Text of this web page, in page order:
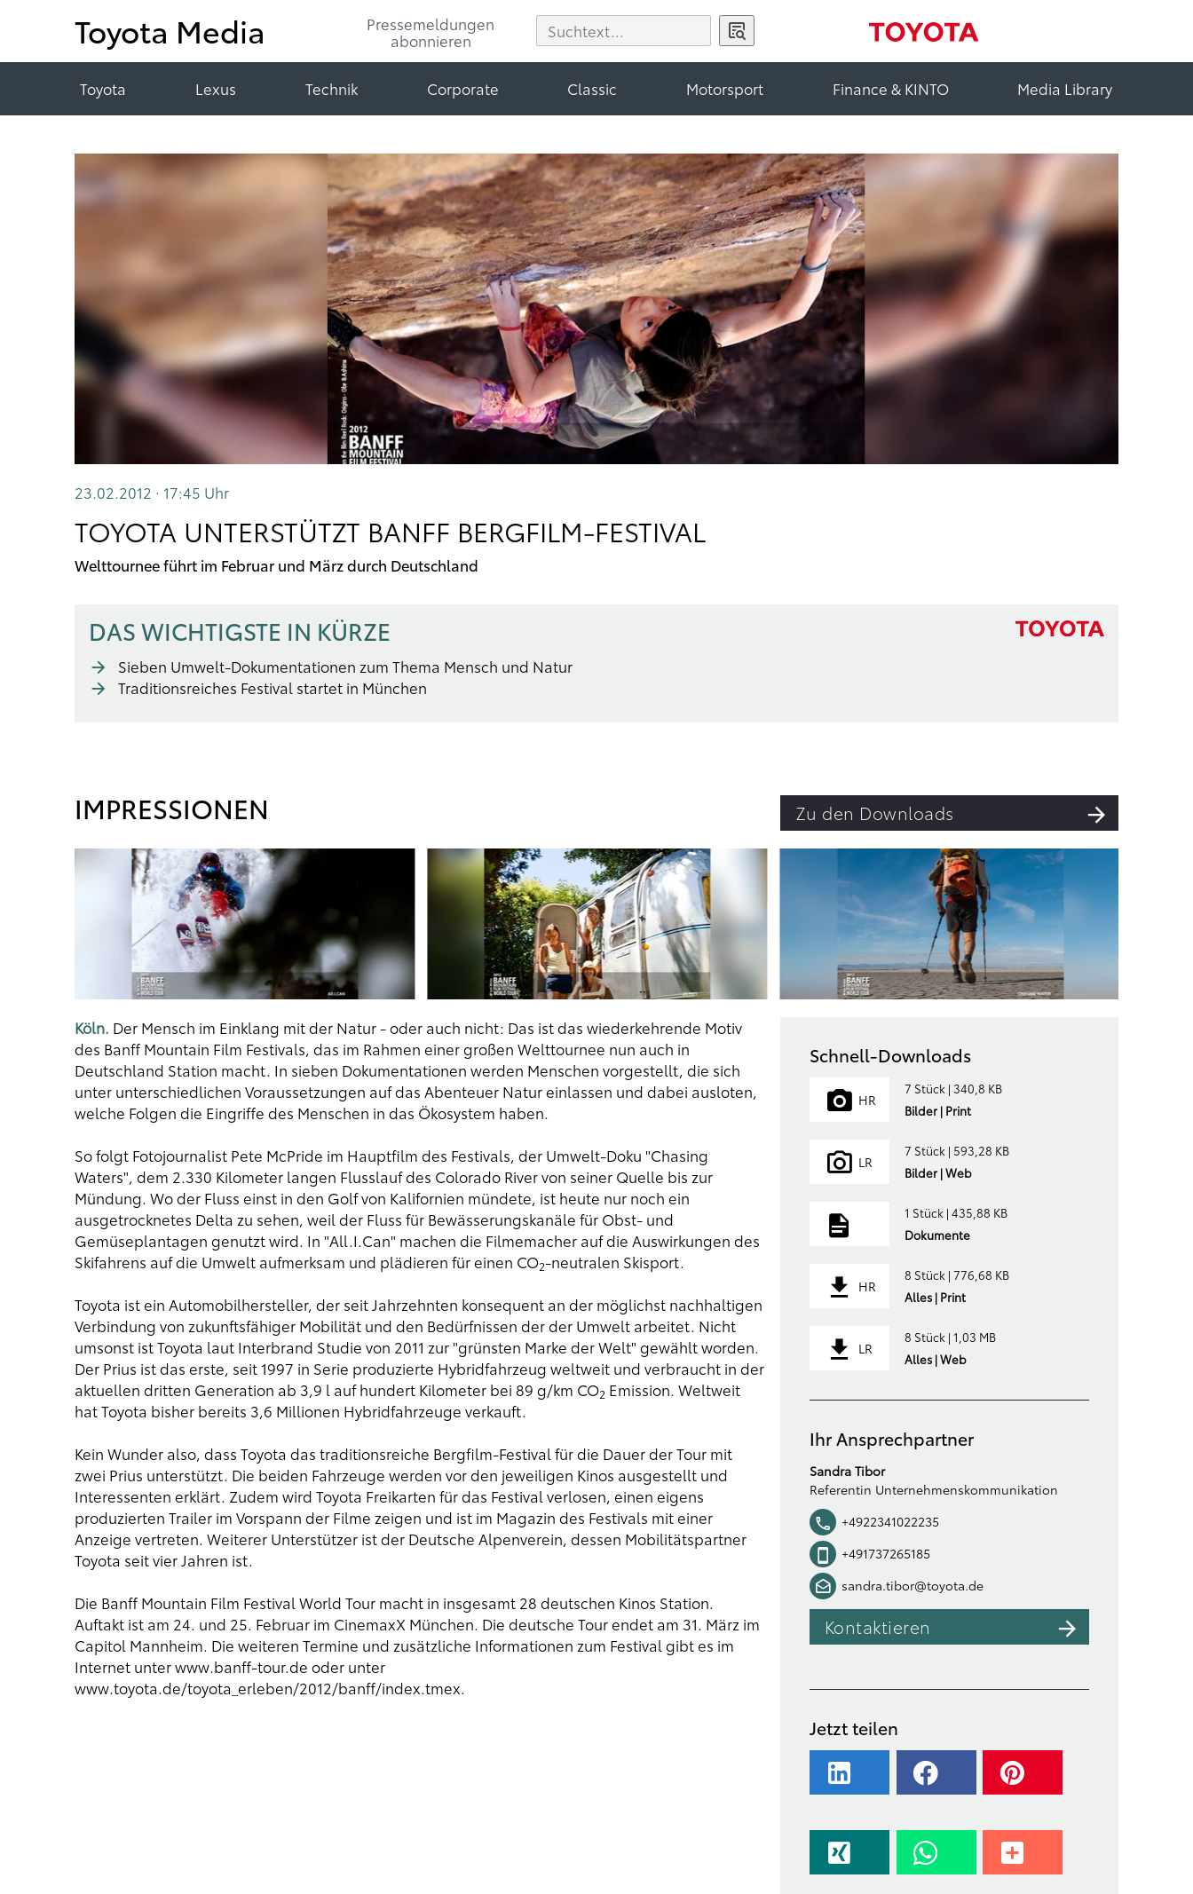
Toyota Media
Pressemeldungen
abonnieren
Toyota Lexus Technik Corporate Classic Motorsport Finance & KINTO Media Library
23.02.2012 · 17:45 Uhr
TOYOTA UNTERSTÜTZT BANFF BERGFILM-FESTIVAL
Welttournee führt im Februar und März durch Deutschland
DAS WICHTIGSTE IN KÜRZE
Sieben Umwelt-Dokumentationen zum Thema Mensch und Natur
Traditionsreiches Festival startet in München
IMPRESSIONEN Zu den Downloads
Köln. Der Mensch im Einklang mit der Natur - oder auch nicht: Das ist das wiederkehrende Motiv
des Banff Mountain Film Festivals, das im Rahmen einer großen Welttournee nun auch in
Deutschland Station macht. In sieben Dokumentationen werden Menschen vorgestellt, die sich
unter unterschiedlichen Voraussetzungen auf das Abenteuer Natur einlassen und dabei ausloten,
welche Folgen die Eingriffe des Menschen in das Ökosystem haben.
So folgt Fotojournalist Pete McPride im Hauptfilm des Festivals, der Umwelt-Doku "Chasing
Waters", dem 2.330 Kilometer langen Flusslauf des Colorado River von seiner Quelle bis zur
Mündung. Wo der Fluss einst in den Golf von Kalifornien mündete, ist heute nur noch ein
ausgetrocknetes Delta zu sehen, weil der Fluss für Bewässerungskanäle für Obst- und
Gemüseplantagen genutzt wird. In "All.I.Can" machen die Filmemacher auf die Auswirkungen des
Skifahrens auf die Umwelt aufmerksam und plädieren für einen CO2-neutralen Skisport.
Toyota ist ein Automobilhersteller, der seit Jahrzehnten konsequent an der möglichst nachhaltigen
Verbindung von zukunftsfähiger Mobilität und den Bedürfnissen der der Umwelt arbeitet. Nicht
umsonst ist Toyota laut Interbrand Studie von 2011 zur "grünsten Marke der Welt" gewählt worden.
Der Prius ist das erste, seit 1997 in Serie produzierte Hybridfahrzeug weltweit und verbraucht in der
aktuellen dritten Generation ab 3,9 l auf hundert Kilometer bei 89 g/km CO2 Emission. Weltweit
hat Toyota bisher bereits 3,6 Millionen Hybridfahrzeuge verkauft.
Kein Wunder also, dass Toyota das traditionsreiche Bergfilm-Festival für die Dauer der Tour mit
zwei Prius unterstützt. Die beiden Fahrzeuge werden vor den jeweiligen Kinos ausgestellt und
Interessenten erklärt. Zudem wird Toyota Freikarten für das Festival verlosen, einen eigens
produzierten Trailer im Vorspann der Filme zeigen und ist im Magazin des Festivals mit einer
Anzeige vertreten. Weiterer Unterstützer ist der Deutsche Alpenverein, dessen Mobilitätspartner
Toyota seit vier Jahren ist.
Die Banff Mountain Film Festival World Tour macht in insgesamt 28 deutschen Kinos Station.
Auftakt ist am 24. und 25. Februar im CinemaxX München. Die deutsche Tour endet am 31. März im
Capitol Mannheim. Die weiteren Termine und zusätzliche Informationen zum Festival gibt es im
Internet unterwww.banff-tour.de oder unter
www.toyota.de/toyota_erleben/2012/banff/index.tmex
Schnell-Downloads
HR
7 Stück | 340,8 KB
Bilder | Print
LR
7 Stück | 593,28 KB
Bilder | Web
1 Stück | 435,88 KB
Dokumente
HR
8 Stück | 776,68 KB
Alles | Print
LR
8 Stück | 1,03 MB
Alles | Web
Ihr Ansprechpartner
Sandra Tibor
Referentin Unternehmenskommunikation
+4922341022235
+491737265185
sandra.tibor@toyota.de
Kontaktieren
Jetzt teilen